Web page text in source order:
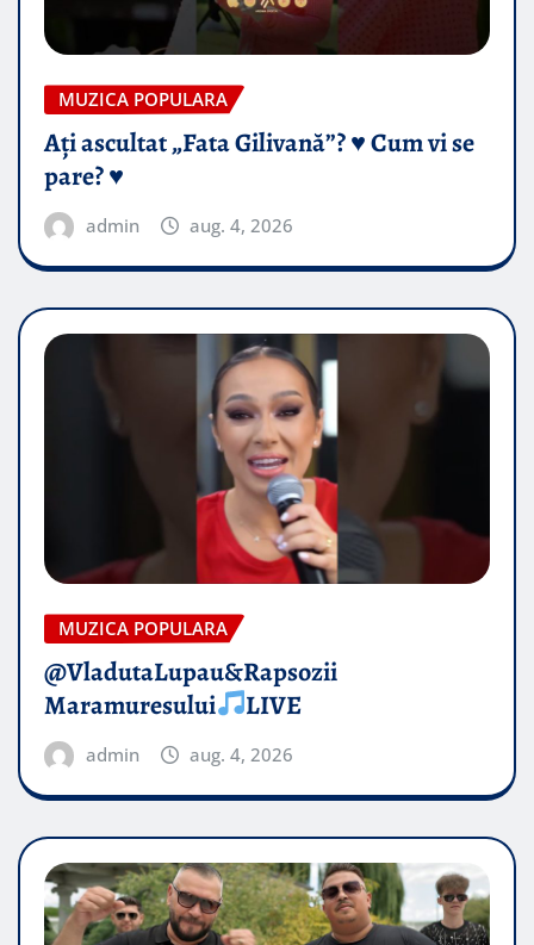
MUZICA POPULARA
Ați ascultat „Fata Gilivană”? ♥️ Cum vi se
pare? ♥️
admin aug. 4, 2026
MUZICA POPULARA
@VladutaLupau&Rapsozii
Maramuresului
LIVE
admin aug. 4, 2026